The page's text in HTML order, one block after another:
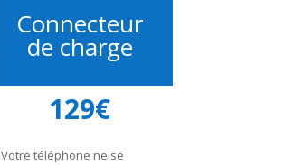
Connecteur
de charge
129€
Votre téléphone ne se